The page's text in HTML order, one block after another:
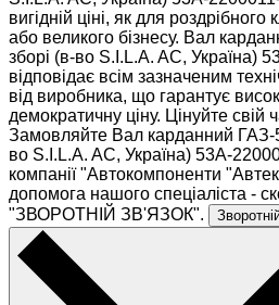
вигідній ціні, як для роздрібного
або великого бізнесу. Вал
зборі (в-во S.I.L.A. AC, Україна)
відповідає всім зазначеним
від виробника, що гарантує
демократичну ціну. Цінуйте свій
Замовляйте Вал карданний ГАЗ-
во S.I.L.A. AC, Україна) 53А-
компанії "Автокомпоненти
допомога нашого спеціаліста -
"ЗВОРОТНІЙ ЗВ'ЯЗОК".